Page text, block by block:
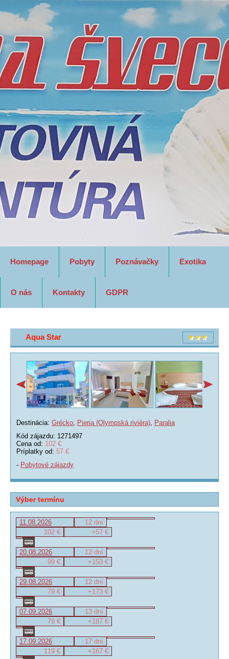
Homepage Pobyty Poznávačky Exotika
O nás Kontakty GDPR
Aqua Star
Destinácia: Grécko, Pieria (Olympská riviéra), Paralia
Kód zájazdu: 1271497
Cena od: 102 €
Príplatky od: 57 €
- Pobytové zájazdy
Výber termínu
11.08.2026
12 dní
102 €
+57 €
20.08.2026
12 dní
99 €
+153 €
29.08.2026
12 dní
79 €
+173 €
07.09.2026
13 dní
79 €
+187 €
17.09.2026
17 dní
119 €
+167 €